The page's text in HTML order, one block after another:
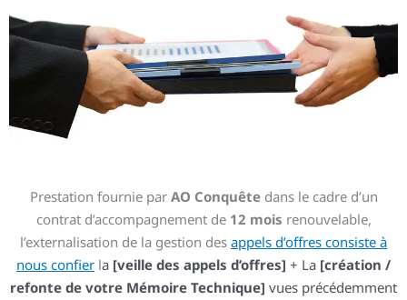
Prestation fournie par AO Conquête dans le cadre d’un
contrat d’accompagnement de 12 mois renouvelable,
l’externalisation de la gestion des appels d’offres consiste à
nous confier la [veille des appels d’offres] + La [création /
refonte de votre Mémoire Technique] vues précédemment